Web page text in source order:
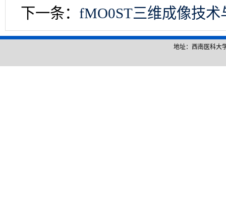
下一条： fMO0ST三维成像技术
地址：西南医科大